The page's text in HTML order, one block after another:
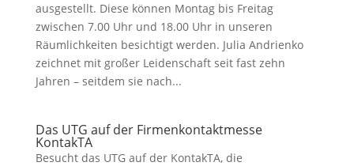
ausgestellt. Diese können Montag bis Freitag
zwischen 7.00 Uhr und 18.00 Uhr in unseren
Räumlichkeiten besichtigt werden. Julia Andrienko
zeichnet mit großer Leidenschaft seit fast zehn
Jahren – seitdem sie nach...
Das UTG auf der Firmenkontaktmesse
KontakTA
Besucht das UTG auf der KontakTA, die